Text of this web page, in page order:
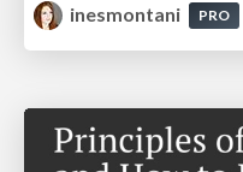
inesmontani
PRO